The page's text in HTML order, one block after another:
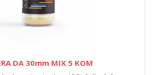
DA 30mm MIX 5 KOM